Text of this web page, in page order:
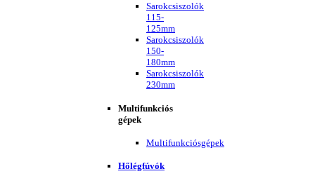
Sarokcsiszolók
115-
125mm
Sarokcsiszolók
150-
180mm
Sarokcsiszolók
230mm
Multifunkciós
gépek
Multifunkciósgépek
Hőlégfúvók